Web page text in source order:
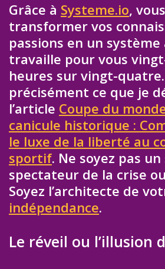
Grâce à Systeme.io,
transformer vos
passions en un
travaille pour vous
heures sur vingt-quatre.
précisément ce que je
l’article Coupe du
canicule historique :
le luxe de la liberté au
sportif. Ne soyez pas
spectateur de la crise
Soyez l’architecte de
indépendance.
Le réveil ou l’illusion